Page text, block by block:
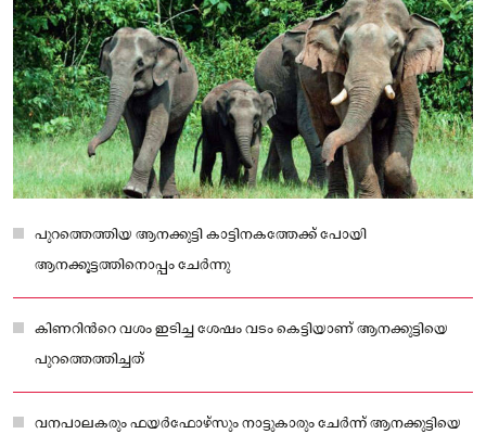
പുറത്തെത്തിയ ആനക്കുട്ടി കാട്ടിനകത്തേക്ക് പോയി
ആനക്കൂട്ടത്തിനൊപ്പം ചേർന്നു
കിണറിന്‍റെ വശം ഇടിച്ച ശേഷം വടം കെട്ടിയാണ് ആനക്കുട്ടിയെ
പുറത്തെത്തിച്ചത്
വനപാലകരും ഫയർഫോഴ്സും നാട്ടുകാരും ചേർന്ന് ആനക്കുട്ടിയെ